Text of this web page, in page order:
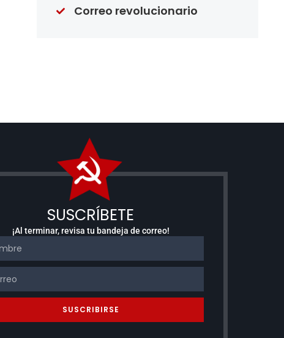
Correo revolucionario
SUSCRÍBETE
¡Al terminar, revisa tu bandeja de correo!
SUSCRIBIRSE